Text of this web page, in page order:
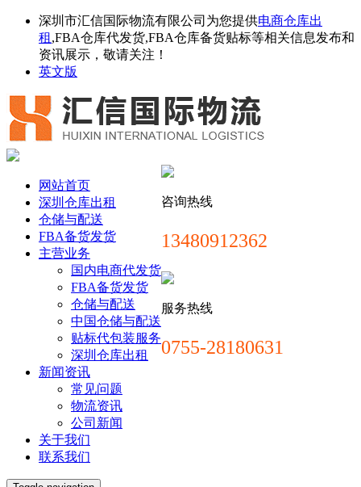
深圳市汇信国际物流有限公司为您提供电商仓库出
租 ,FBA仓库代发货,FBA仓库备货贴标等相关信息发布和
资讯展示，敬请关注！
英文版
咨询热线
13480912362
服务热线
0755-28180631
网站首页
深圳仓库出租
仓储与配送
FBA备货发货
主营业务
国内电商代发货
FBA备货发货
仓储与配送
中国仓储与配送
贴标代包装服务
深圳仓库出租
新闻资讯
常见问题
物流资讯
公司新闻
关于我们
联系我们